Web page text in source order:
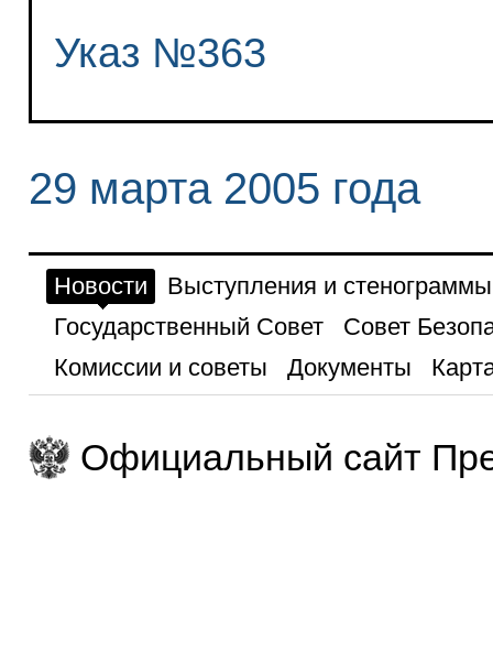
Указ №363
29 марта 2005 года
Новости
Выступления и стенограммы
Государственный Совет
Совет
Комиссии и советы
Документы
Официальный сайт